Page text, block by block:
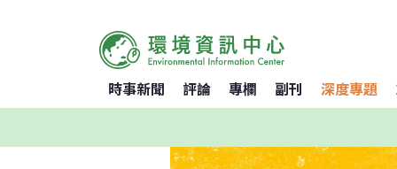
時事新聞 評論 專欄 副刊 深度專題